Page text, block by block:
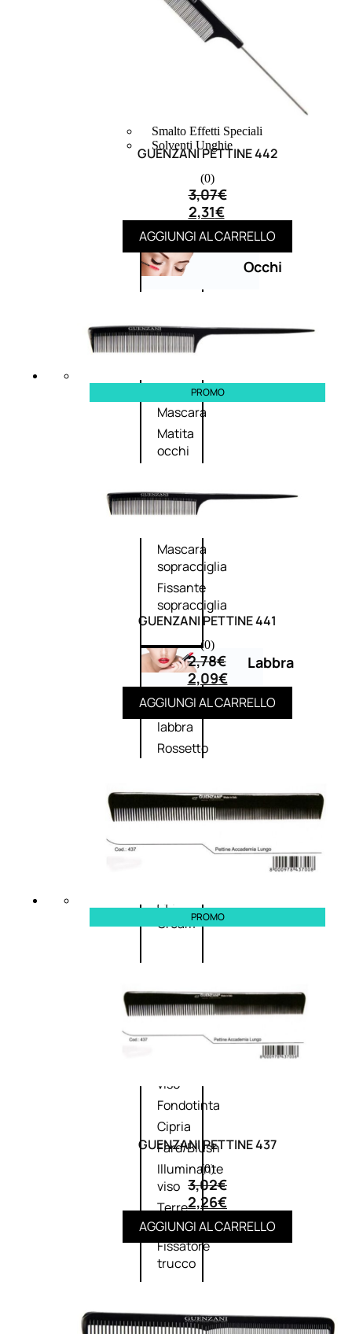
Bb E Cc Cream
Matita Occhi
Matita Sopracciglia
Smalto Effetti Speciali
Solventi Unghie
Occhi
occhi
Primer
Eyeliner
Mascara
Matita
occhi
e correttori
Matita
Mascara
sopracciglia
Fissante
sopracciglia
Labbra
Palette
labbra
Rossetto
Matita
labbra
Balsamo
CC
Cream
viso
Fondotinta
Cipria
Fard/Blush
Illuminante
viso
Terre
abbronzanti
Fissatore
trucco
Unghie
GUENZANI PETTINE 442
(0)
3,07€
2,31€
AGGIUNGI AL CARRELLO
PROMO
GUENZANI PETTINE 441
(0)
2,78€
2,09€
AGGIUNGI AL CARRELLO
PROMO
GUENZANI PETTINE 437
(0)
3,02€
2,26€
AGGIUNGI AL CARRELLO